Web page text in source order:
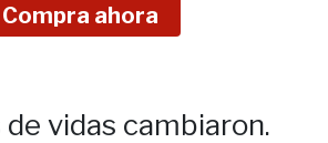
Compra ahora
vidas cambiaron.